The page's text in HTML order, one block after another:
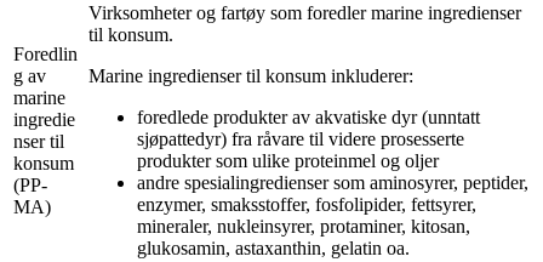
Foredlin
g av
marine
ingredie
nser til
konsum
(PP-
MA)
Virksomheter og fartøy som foredler marine ingredienser
til konsum.
Marine ingredienser til konsum inkluderer:
foredlede produkter av akvatiske dyr (unntatt
sjøpattedyr) fra råvare til videre prosesserte
produkter som ulike proteinmel og oljer
andre spesialingredienser som aminosyrer, peptider,
enzymer, smaksstoffer, fosfolipider, fettsyrer,
mineraler, nukleinsyrer, protaminer, kitosan,
glukosamin, astaxanthin, gelatin oa.